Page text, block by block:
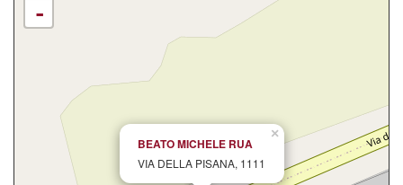
×
BEATO MICHELE RUA
VIA DELLA PISANA, 1111
-